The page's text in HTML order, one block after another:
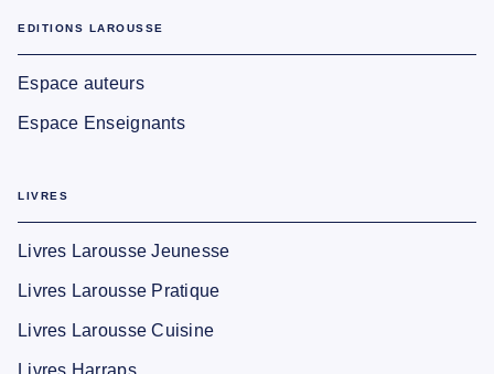
EDITIONS LAROUSSE
Espace auteurs
Espace Enseignants
LIVRES
Livres Larousse Jeunesse
Livres Larousse Pratique
Livres Larousse Cuisine
Livres Harraps